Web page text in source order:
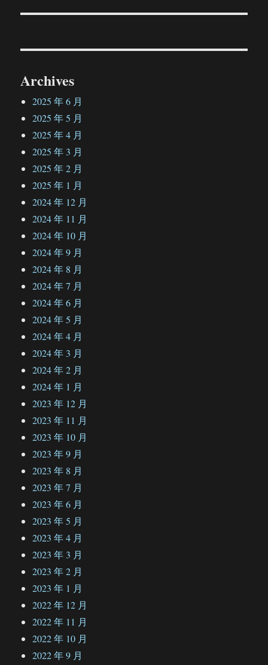
章：
Archives
2025 年 6 月
2025 年 5 月
2025 年 4 月
2025 年 3 月
2025 年 2 月
2025 年 1 月
2024 年 12 月
2024 年 11 月
2024 年 10 月
2024 年 9 月
2024 年 8 月
2024 年 7 月
2024 年 6 月
2024 年 5 月
2024 年 4 月
2024 年 3 月
2024 年 2 月
2024 年 1 月
2023 年 12 月
2023 年 11 月
2023 年 10 月
2023 年 9 月
2023 年 8 月
2023 年 7 月
2023 年 6 月
2023 年 5 月
2023 年 4 月
2023 年 3 月
2023 年 2 月
2023 年 1 月
2022 年 12 月
2022 年 11 月
2022 年 10 月
2022 年 9 月